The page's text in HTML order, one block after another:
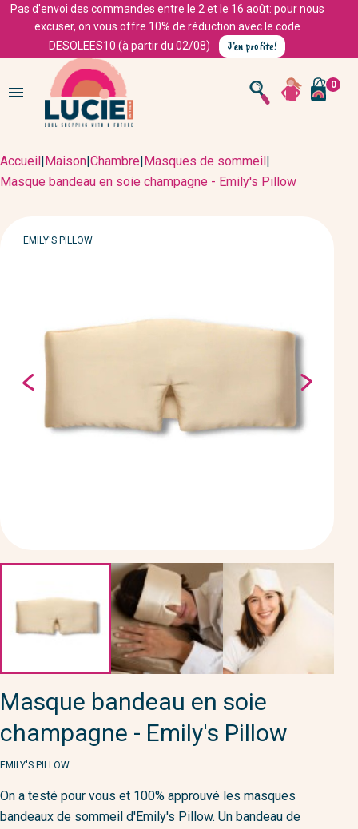
Pas d'envoi des commandes entre le 2 et le 16 août: pour nous
excuser, on vous offre 10% de réduction avec le code
DESOLEES10 (à partir du 02/08)
J'en profite!
 0
Accueil|Maison|Chambre|Masques de sommeil|
Masque bandeau en soie champagne - Emily's Pillow
MARQUE
EMILY'S PILLOW
Masque bandeau en soie
champagne - Emily's Pillow
MARQUE
EMILY'S PILLOW
On a testé pour vous et 100% approuvé les masques
bandeaux de sommeil d'Emily's Pillow. Un bandeau de